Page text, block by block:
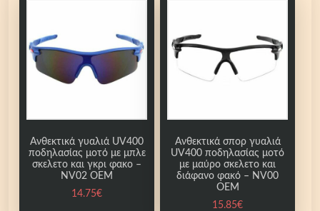
Ανθεκτικά γυαλιά UV400
ποδηλασίας μοτό με μπλε
σκελετο και γκρι φακο –
NV02 OEM
14.75€
Ανθεκτικά σπορ γυαλιά
UV400 ποδηλασίας μοτό
με μαύρο σκελετο και
διάφανο φακό – NV00
OEM
15.85€